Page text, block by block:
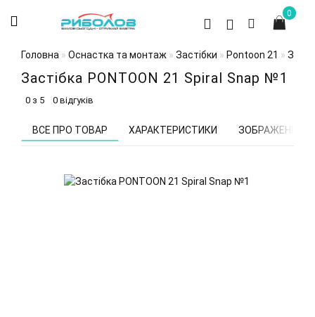
0
Головна Оснастка та монтаж Застібки Pontoon 21
Застібка PONTOON 21 Spiral Snap №1
0 з 5 0 відгуків
ВСЕ ПРО ТОВАР ХАРАКТЕРИСТИКИ ЗОБРАЖЕННЯ